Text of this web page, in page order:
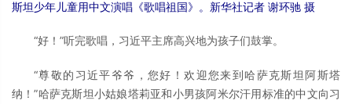
斯坦少年儿童用中文演唱《歌唱祖国》。新华社记者 谢环驰 摄
“好！”听完歌唱，习近平主席高兴地为孩子们鼓掌。
“尊敬的习近平爷爷，您好！欢迎您来到哈萨克斯坦阿斯塔
纳！”哈萨克斯坦小姑娘塔莉亚和小男孩阿米尔汗用标准的中文向习